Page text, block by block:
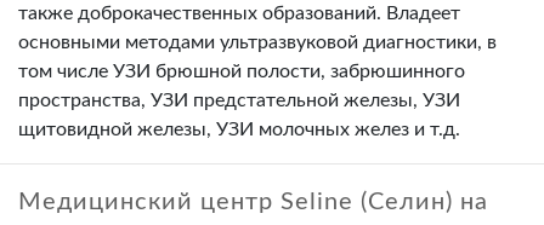
также доброкачественных образований. Владеет
основными методами ультразвуковой диагностики, в
том числе УЗИ брюшной полости, забрюшинного
пространства, УЗИ предстательной железы, УЗИ
щитовидной железы, УЗИ молочных желез и т.д.
Медицинский центр Seline (Селин) на